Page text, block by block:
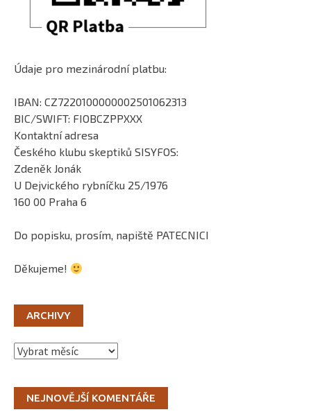
Údaje pro mezinárodní platbu:
IBAN: CZ7220100000002501062313
BIC/SWIFT: FIOBCZPPXXX
Kontaktní adresa
Českého klubu skeptiků SISYFOS:
Zdeněk Jonák
U Dejvického rybníčku 25/1976
160 00 Praha 6
Do popisku, prosím, napiště PATECNICI
Děkujeme!
ARCHIVY
Archivy
NEJNOVĚJŠÍ KOMENTÁŘE